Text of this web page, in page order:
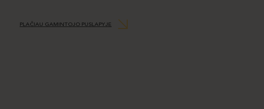
PLAČIAU GAMINTOJO PUSLAPYJE